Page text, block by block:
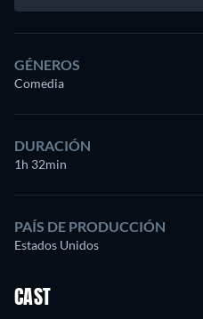
GÉNEROS
Comedia
DURACIÓN
1h 32min
PAÍS DE PRODUCCIÓN
Estados Unidos
CAST